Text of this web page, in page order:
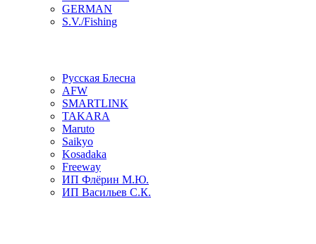
GERMAN
S.V./Fishing
Русская Блесна
AFW
SMARTLINK
TAKARA
Maruto
Saikyo
Kosadaka
Freeway
ИП Флёрин М.Ю.
ИП Васильев С.К.